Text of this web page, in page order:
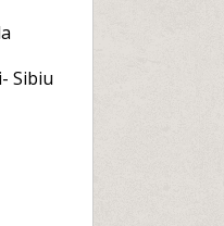
Sibiu